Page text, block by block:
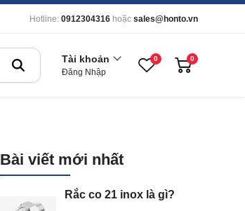
Hotline: 0912304316 hoặc sales@honto.vn
Tài khoản
Đăng Nhập
0 0
Bài viết mới nhất
Rắc co 21 inox là gì?